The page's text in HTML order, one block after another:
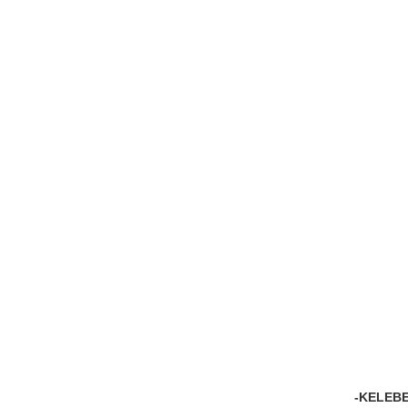
-